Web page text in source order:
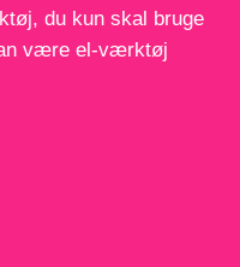
du kun skal bruge
være el-værktøj